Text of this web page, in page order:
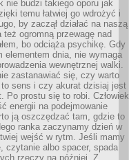
nie budzi takiego oporu jak
temu łatwiej go wdrożyć i
by zaczął działać na naszą
ogromną przewagę nad
bo odciąża psychikę. Gdy
elementem dnia, nie wymaga
wewnętrznej walki.
zastanawiać się, czy warto
sens i czy akurat dzisiaj jest
Po prostu się to robi. Człowiek
energii na podejmowanie
ją oszczędzać tam, gdzie to
ranka zaczynamy dzień w
wejść w rytm. Jeśli mamy
czytanie albo spacer, spada
rzeczy na później. Z